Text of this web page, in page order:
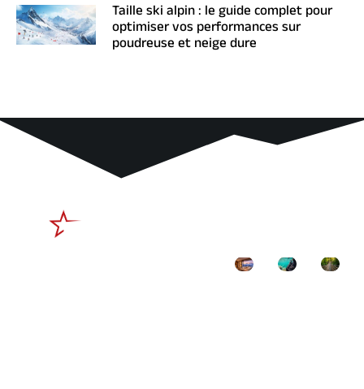
Taille ski alpin : le guide complet pour
optimiser vos performances sur
poudreuse et neige dure